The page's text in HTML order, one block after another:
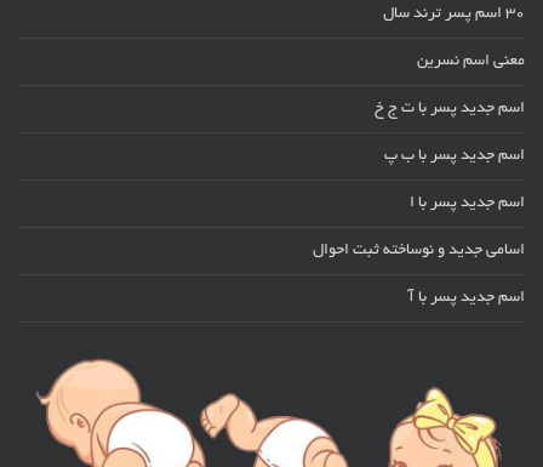
30 اسم پسر ترند سال
معنی اسم نسرین
اسم جدید پسر با ت ج خ
اسم جدید پسر با ب پ
اسم جدید پسر با ا
اسامی جدید و نوساخته ثبت احوال
اسم جدید پسر با آ